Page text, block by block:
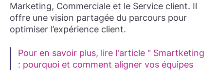
Marketing, Commerciale et le Service client. Il
offre une vision partagée du parcours pour
optimiser l’expérience client.
Pour en savoir plus, lire l'article " Smartketing
: pourquoi et comment aligner vos équipes